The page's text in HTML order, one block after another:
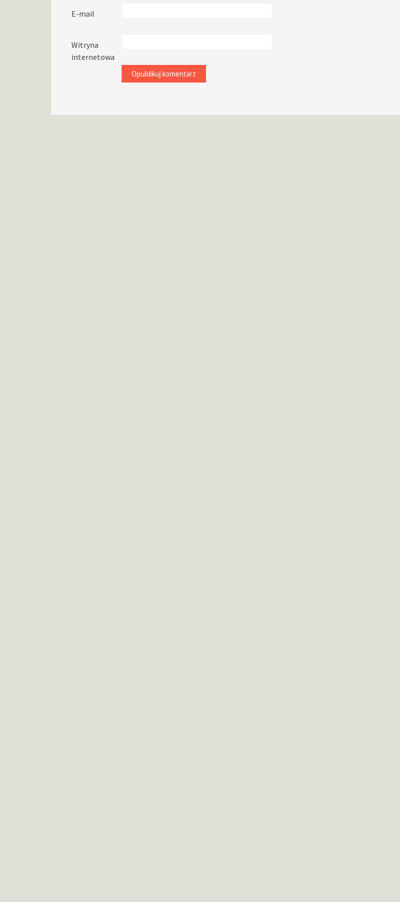
E-mail
Witryna
internetowa